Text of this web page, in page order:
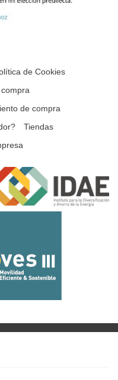
de Cookies
de compra
Tiendas